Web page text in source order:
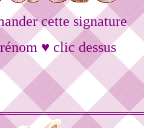
cette signature
♥ clic dessus